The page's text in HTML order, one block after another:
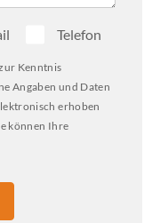
können
bietet beste
Telefon
Kenntnis
Angaben und Daten
erhoben
können Ihre